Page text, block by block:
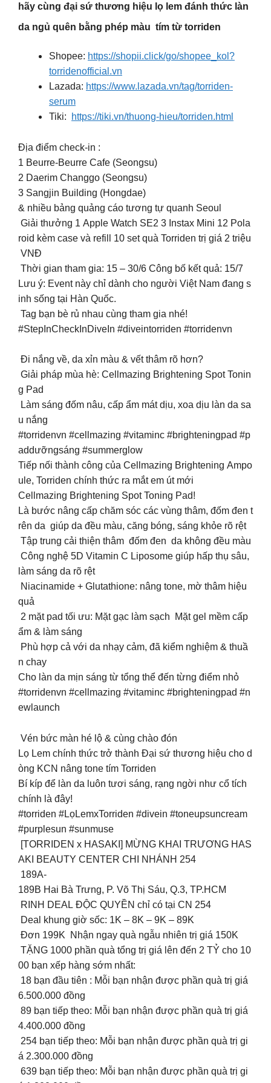
hãy cùng đại sứ thương hiệu lọ lem đánh thức làn
da ngủ quên bằng phép màu tím từ torriden
Shopee: https://shopii.click/go/shopee_kol?
torridenofficial.vn
Lazada: https://www.lazada.vn/tag/torriden-
serum
Tiki:
https://tiki.vn/thuong-hieu/torriden.html
Địa điểm check-in :
1️ Beurre-Beurre Cafe (Seongsu)
2️ Daerim Changgo (Seongsu)
3️ Sangjin Building (Hongdae)
& nhiều bảng quảng cáo tương tự quanh Seoul
Giải thưởng 1 Apple Watch SE2 3 Instax Mini 12 Pola
roid kèm case và refill 10 set quà Torriden trị giá 2 triệu
VNĐ
Thời gian tham gia: 15 – 30/6 Công bố kết quả: 15/7
Lưu ý: Event này chỉ dành cho người Việt Nam đang s
inh sống tại Hàn Quốc.
Tag bạn bè rủ nhau cùng tham gia nhé!
#StepInCheckInDiveIn #diveintorriden #torridenvn
️ Đi nắng về, da xỉn màu & vết thâm rõ hơn?
Giải pháp mùa hè: Cellmazing Brightening Spot Tonin
g Pad
Làm sáng đốm nâu, cấp ẩm mát dịu, xoa dịu làn da sa
u nắng
#torridenvn #cellmazing #vitaminc #brighteningpad #p
addưỡngsáng #summerglow
Tiếp nối thành công của Cellmazing Brightening Ampo
ule, Torriden chính thức ra mắt em út mới
Cellmazing Brightening Spot Toning Pad!
Là bước nâng cấp chăm sóc các vùng thâm, đốm đen t
rên da giúp da đều màu, căng bóng, sáng khỏe rõ rệt
️ Tập trung cải thiện thâm đốm đen da không đều màu
️ Công nghệ 5D Vitamin C Liposome giúp hấp thụ sâu,
làm sáng da rõ rệt
️ Niacinamide + Glutathione: nâng tone, mờ thâm hiệu
quả
️ 2 mặt pad tối ưu: Mặt gạc làm sạch Mặt gel mềm cấp
ẩm & làm sáng
️ Phù hợp cả với da nhạy cảm, đã kiểm nghiệm & thuầ
n chay
Cho làn da mịn sáng từ tổng thể đến từng điểm nhỏ
#torridenvn #cellmazing #vitaminc #brighteningpad #n
ewlaunch
Vén bức màn hé lộ & cùng chào đón
Lọ Lem chính thức trở thành Đại sứ thương hiệu cho d
òng KCN nâng tone tím Torriden
Bí kíp để làn da luôn tươi sáng, rạng ngời như cổ tích
chính là đây!
#torriden #LọLemxTorriden #divein #toneupsuncream
#purplesun #sunmuse
[TORRIDEN x HASAKI] MỪNG KHAI TRƯƠNG HAS
AKI BEAUTY CENTER CHI NHÁNH 254
189A-
189B Hai Bà Trưng, P. Võ Thị Sáu, Q.3, TP.HCM
RINH DEAL ĐỘC QUYỀN chỉ có tại CN 254
Deal khung giờ sốc: 1K – 8K – 9K – 89K
Đơn 199K Nhận ngay quà ngẫu nhiên trị giá 150K
TẶNG 1000 phần quà tổng trị giá lên đến 2 TỶ cho 10
00 bạn xếp hàng sớm nhất:
18 bạn đầu tiên : Mỗi bạn nhận được phần quà trị giá
6.500.000 đồng
89 bạn tiếp theo: Mỗi bạn nhận được phần quà trị giá
4.400.000 đồng
254 bạn tiếp theo: Mỗi bạn nhận được phần quà trị gi
á 2.300.000 đồng
639 bạn tiếp theo: Mỗi bạn nhận được phần quà trị gi